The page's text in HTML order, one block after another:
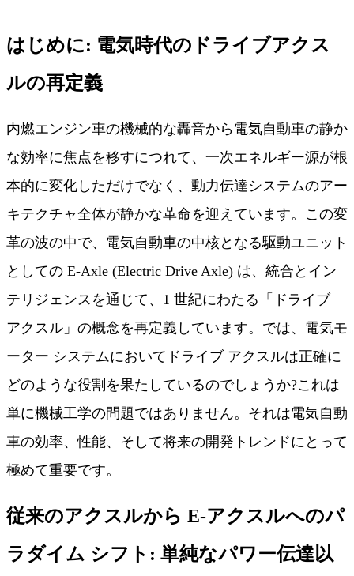
はじめに: 電気時代のドライブアクス
ルの再定義
内燃エンジン車の機械的な轟音から電気自動車の静か
な効率に焦点を移すにつれて、一次エネルギー源が根
本的に変化しただけでなく、動力伝達システムのアー
キテクチャ全体が静かな革命を迎えています。この変
革の波の中で、電気自動車の中核となる駆動ユニット
としての E-Axle (Electric Drive Axle) は、統合とイン
テリジェンスを通じて、1 世紀にわたる「ドライブ
アクスル」の概念を再定義しています。では、電気モ
ーター システムにおいてドライブ アクスルは正確に
どのような役割を果たしているのでしょうか?これは
単に機械工学の問題ではありません。それは電気自動
車の効率、性能、そして将来の開発トレンドにとって
極めて重要です。
従来のアクスルから E-アクスルへのパ
ラダイム シフト: 単純なパワー伝達以